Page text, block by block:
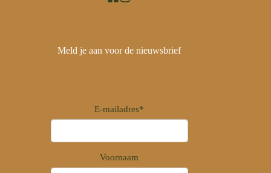
Meld je aan voor de nieuwsbrief
E-mailadres*
Voornaam